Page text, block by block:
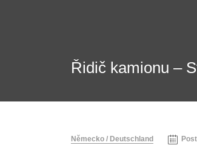
Řidič kamionu –
Německo / Deutschland